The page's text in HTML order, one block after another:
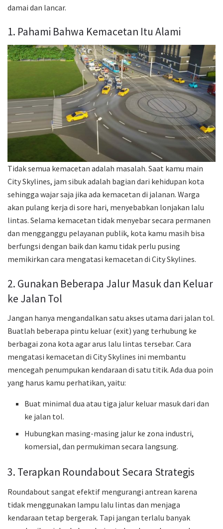
damai dan lancar.
1. Pahami Bahwa Kemacetan Itu Alami
Tidak semua kemacetan adalah masalah. Saat kamu main
City Skylines, jam sibuk adalah bagian dari kehidupan kota
sehingga wajar saja jika ada kemacetan di jalanan. Warga
akan pulang kerja di sore hari, menyebabkan lonjakan lalu
lintas. Selama kemacetan tidak menyebar secara permanen
dan mengganggu pelayanan publik, kota kamu masih bisa
berfungsi dengan baik dan kamu tidak perlu pusing
memikirkan cara mengatasi kemacetan di City Skylines.
2. Gunakan Beberapa Jalur Masuk dan Keluar
ke Jalan Tol
Jangan hanya mengandalkan satu akses utama dari jalan tol.
Buatlah beberapa pintu keluar (exit) yang terhubung ke
berbagai zona kota agar arus lalu lintas tersebar. Cara
mengatasi kemacetan di City Skylines ini membantu
mencegah penumpukan kendaraan di satu titik. Ada dua poin
yang harus kamu perhatikan, yaitu:
Buat minimal dua atau tiga jalur keluar masuk dari dan
ke jalan tol.
Hubungkan masing-masing jalur ke zona industri,
komersial, dan permukiman secara langsung.
3. Terapkan Roundabout Secara Strategis
Roundabout sangat efektif mengurangi antrean karena
tidak menggunakan lampu lalu lintas dan menjaga
kendaraan tetap bergerak. Tapi jangan terlalu banyak